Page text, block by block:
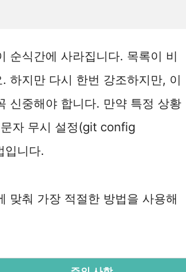
순식간에 사라집니다. 목록이 비
하지만 다시 한번 강조하지만, 이
신중해야 합니다. 만약 특정 상황
자 무시 설정(git config
니다.
맞춰 가장 적절한 방법을 사용해